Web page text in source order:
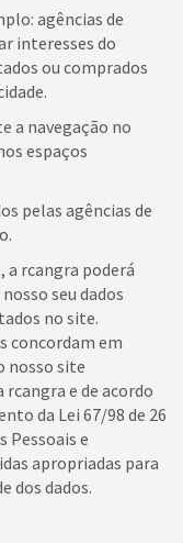
agências de
interesses do
ou comprados
a navegação no
espaços
pelas agências de
a rcangra poderá
seu dados
no site.
concordam em
nosso site
rcangra e de acordo
da Lei 67/98 de 26
Pessoais e
apropriadas para
dos dados.